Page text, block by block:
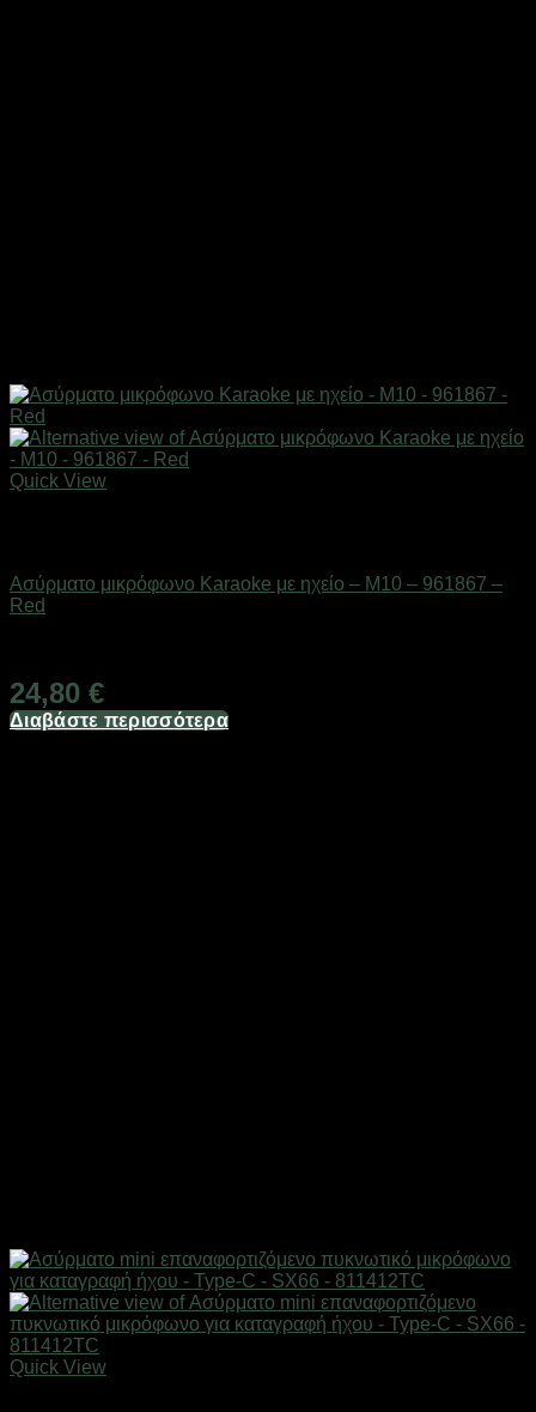
Quick View
Ασύρματο μικρόφωνο Karaoke με ηχείο – M10 – 961867 –
Red
24,80 €
Διαβάστε περισσότερα
Quick View